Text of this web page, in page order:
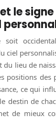
le
soit
ciel
du lieu de
positions des
ce qui
destin de
de mieux